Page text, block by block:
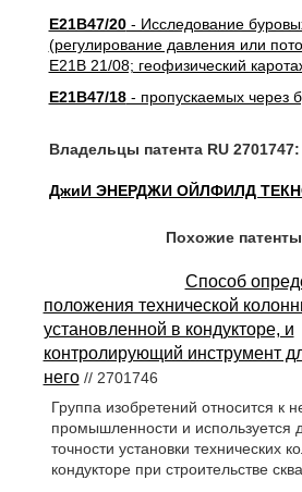
E21B47/20- Исследование
(регулирование давления или
E21B 21/08; геофизический
E21B47/18- пропускаемых через
Владельцы патента RU 2701747:
ДжиИ ЭНЕРДЖИ ОЙЛФИЛД
Похожие
Способ
положения технической
установленной в кондукторе, и
контролирующий инструмент
него// 2701746
Группа изобретений относится к
промышленности и используется
точности установки технических
кондукторе при строительстве